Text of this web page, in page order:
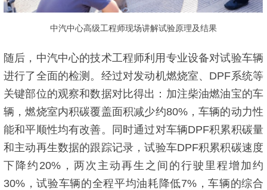
中汽中心高级工程师现场讲解试验原理及结果
随后，中汽中心的技术工程师利用专业设备对试验车辆
进行了全面的检测。经过对发动机燃烧室、DPF系统等
关键部位的观察和数据对比得出：加注柴油燃油宝的车
辆，燃烧室内积碳覆盖面积减少约80%，车辆的动力性
能和平顺性均有改善。同时通过对车辆DPF积累积碳量
和主动再生数据的跟踪记录，试验车DPF积累积碳速度
下降约20%，两次主动再生之间的行驶里程增加约
30%，试验车辆的全程平均油耗降低7%，车辆的综合